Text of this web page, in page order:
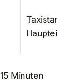
Taxistand
Minuten